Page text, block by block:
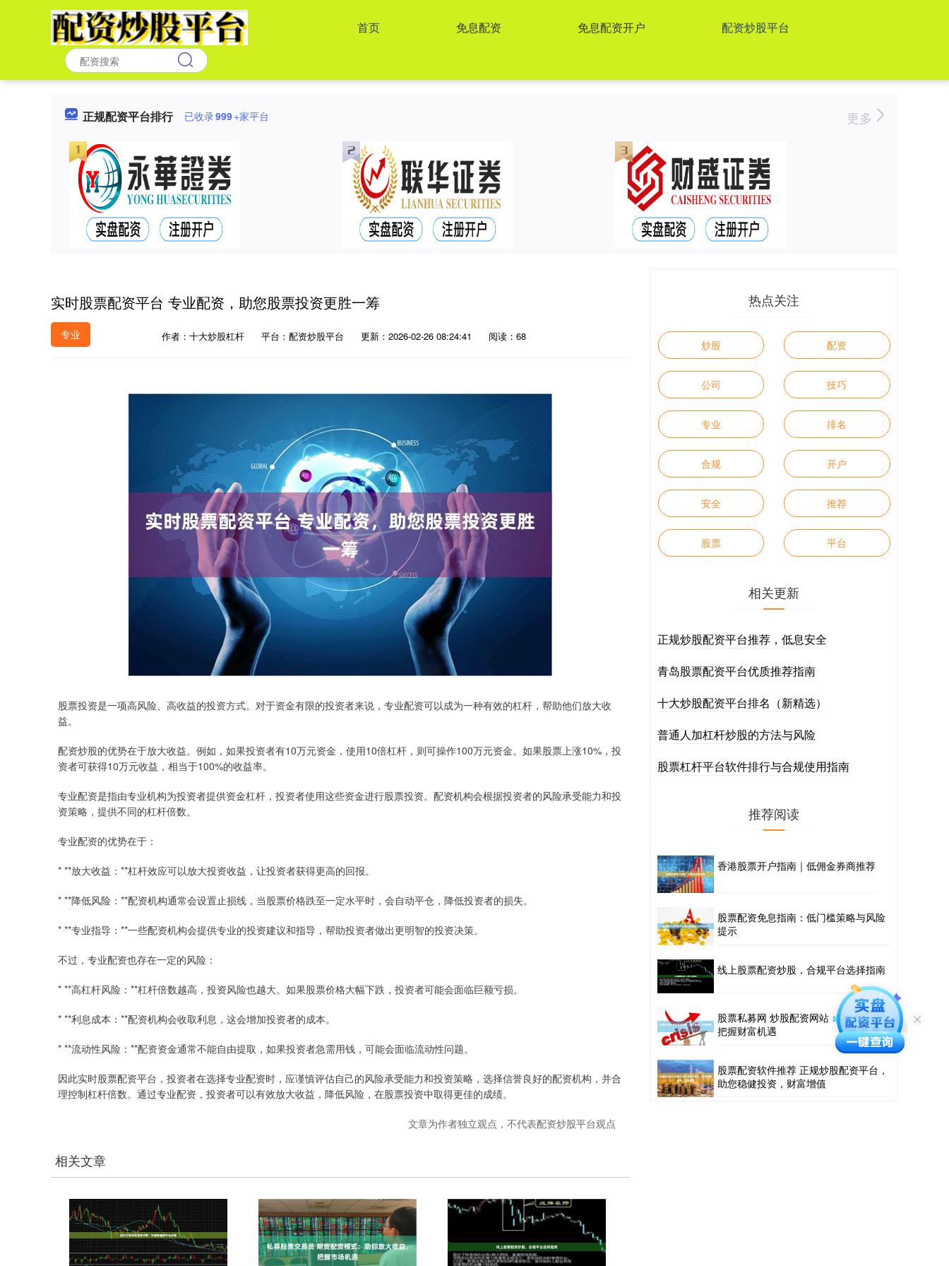
首页 免息配资 免息配资开户 配资炒股平台
正规配资平台排行 已收录999+家平台 更多
实时股票配资平台 专业配资，助您股票投资更胜一筹
专业 作者：十大炒股杠杆 平台：配资炒股平台 更新：2026-02-26 08:24:41 阅读：68
股票投资是一项高风险、高收益的投资方式。对于资金有限的投资者来说，专业配资可以成为一种有效的杠杆，帮助他们放大收
益。
配资炒股的优势在于放大收益。例如，如果投资者有10万元资金，使用10倍杠杆，则可操作100万元资金。如果股票上涨10%，投
资者可获得10万元收益，相当于100%的收益率。
专业配资是指由专业机构为投资者提供资金杠杆，投资者使用这些资金进行股票投资。配资机构会根据投资者的风险承受能力和投
资策略，提供不同的杠杆倍数。
专业配资的优势在于：
* **放大收益：**杠杆效应可以放大投资收益，让投资者获得更高的回报。
* **降低风险：**配资机构通常会设置止损线，当股票价格跌至一定水平时，会自动平仓，降低投资者的损失。
* **专业指导：**一些配资机构会提供专业的投资建议和指导，帮助投资者做出更明智的投资决策。
不过，专业配资也存在一定的风险：
* **高杠杆风险：**杠杆倍数越高，投资风险也越大。如果股票价格大幅下跌，投资者可能会面临巨额亏损。
* **利息成本：**配资机构会收取利息，这会增加投资者的成本。
* **流动性风险：**配资资金通常不能自由提取，如果投资者急需用钱，可能会面临流动性问题。
因此实时股票配资平台，投资者在选择专业配资时，应谨慎评估自己的风险承受能力和投资策略，选择信誉良好的配资机构，并合
理控制杠杆倍数。通过专业配资，投资者可以有效放大收益，降低风险，在股票投资中取得更佳的成绩。
文章为作者独立观点，不代表配资炒股平台观点
相关文章
热点关注
炒股 配资
公司 技巧
专业 排名
合规 开户
安全 推荐
股票 平台
相关更新
正规炒股配资平台推荐，低息安全
青岛股票配资平台优质推荐指南
十大炒股配资平台排名（新精选）
普通人加杠杆炒股的方法与风险
股票杠杆平台软件排行与合规使用指南
推荐阅读
香港股票开户指南｜低佣金券商推荐
股票配资免息指南：低门槛策略与风险
提示
线上股票配资炒股，合规平台选择指南
股票私募网 炒股配资网站：助力投资，
把握财富机遇
股票配资软件推荐 正规炒股配资平台，
助您稳健投资，财富增值